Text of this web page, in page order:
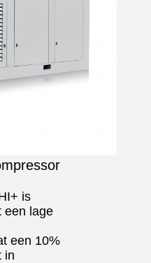
is
een lage
een 10%
in